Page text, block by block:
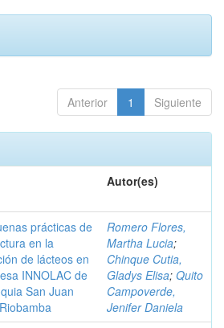
Anterior 1 Siguiente
Autor(es)
prácticas de
en la
de lácteos en
INNOLAC de
San Juan
Romero Flores,
Martha Lucia;
Chinque Cutia,
Gladys Elisa; Quito
Campoverde,
Jenifer Daniela